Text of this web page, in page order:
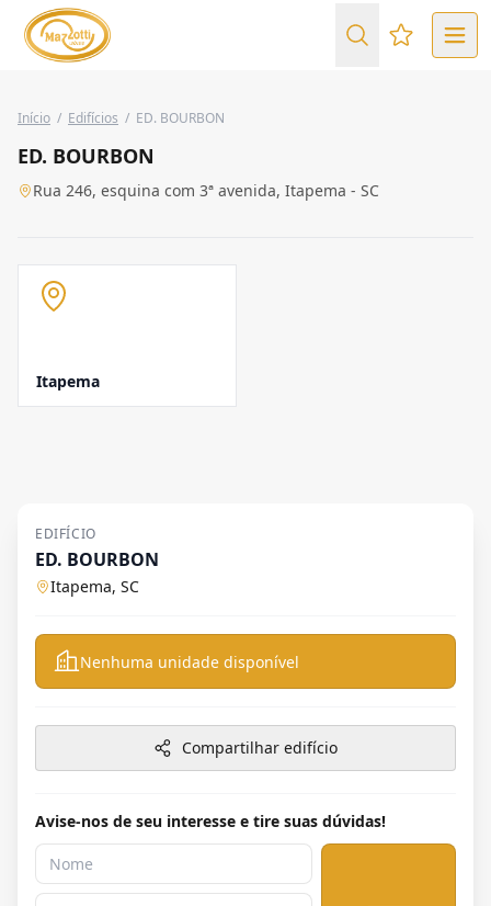
Favoritos
Início / Edifícios / ED. BOURBON
ED. BOURBON
Rua 246, esquina com 3ª avenida, Itapema - SC
Itapema
EDIFÍCIO
ED. BOURBON
Itapema, SC
Nenhuma unidade disponível
Compartilhar edifício
Avise-nos de seu interesse e tire suas dúvidas!